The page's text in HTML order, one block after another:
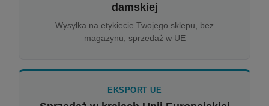
damskiej
Wysyłka na etykiecie Twojego sklepu, bez
magazynu, sprzedaż w UE
EKSPORT UE